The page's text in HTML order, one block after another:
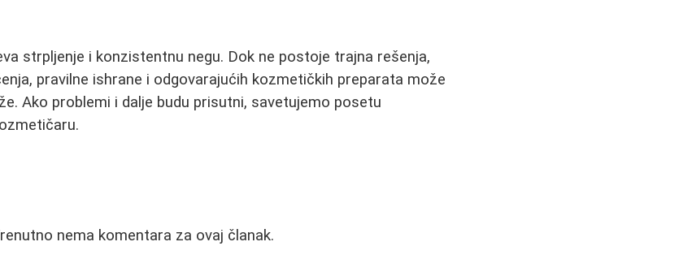
strpljenje i konzistentnu negu. Dok ne postoje trajna rešenja,
pravilne ishrane i odgovarajućih kozmetičkih preparata može
Ako problemi i dalje budu prisutni, savetujemo posetu
nema komentara za ovaj članak.